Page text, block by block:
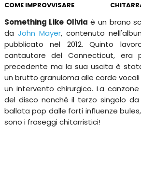
COME IMPROVVISARE
Something Like Olivia è un brano
da John Mayer, contenuto
pubblicato nel 2012. Quinto
cantautore del Connecticut, era
precedente ma la sua uscita è
un brutto granuloma alle corde
un intervento chirurgico. La
del disco nonché il terzo singolo
ballata pop dalle forti influenze
sono i fraseggi chitarristici!